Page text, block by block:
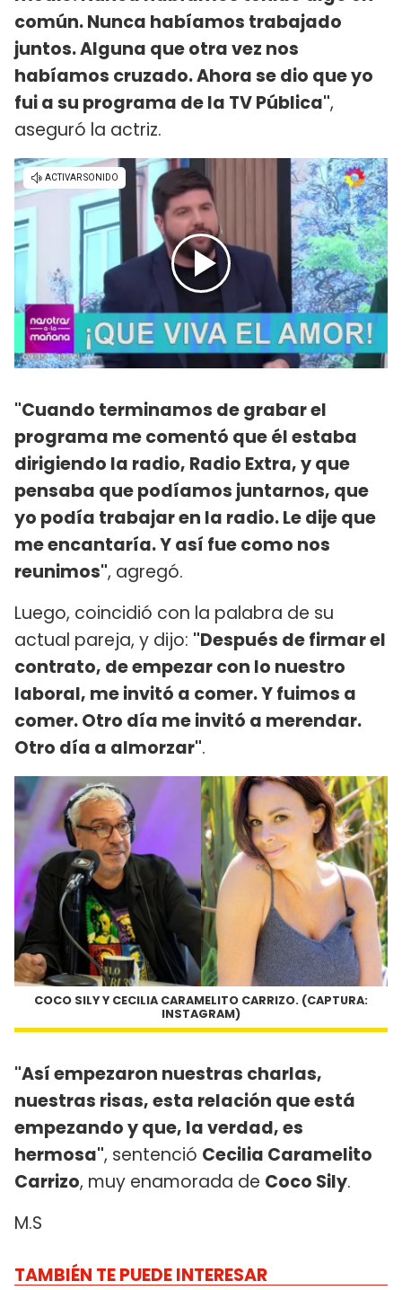
común. Nunca habíamos trabajado
juntos. Alguna que otra vez nos
habíamos cruzado. Ahora se dio que yo
fui a su programa de la TV Pública",
aseguró la actriz.
"Cuando terminamos de grabar el
programa me comentó que él estaba
dirigiendo la radio, Radio Extra, y que
pensaba que podíamos juntarnos, que
yo podía trabajar en la radio. Le dije que
me encantaría. Y así fue como nos
reunimos", agregó.
Luego, coincidió con la palabra de su
actual pareja, y dijo: "Después de firmar el
contrato, de empezar con lo nuestro
laboral, me invitó a comer. Y fuimos a
comer. Otro día me invitó a merendar.
Otro día a almorzar".
COCO SILY Y CECILIA CARAMELITO CARRIZO. (CAPTURA:
INSTAGRAM)
"Así empezaron nuestras charlas,
nuestras risas, esta relación que está
empezando y que, la verdad, es
hermosa", sentenció Cecilia Caramelito
Carrizo, muy enamorada de Coco Sily.
M.S
TAMBIÉN TE PUEDE INTERESAR